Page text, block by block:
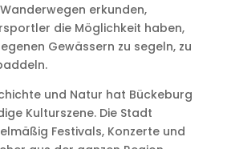
erkunden,
die Möglichkeit haben,
Gewässern zu segeln, zu
und Natur hat Bückeburg
Kulturszene. Die Stadt
Festivals, Konzerte und